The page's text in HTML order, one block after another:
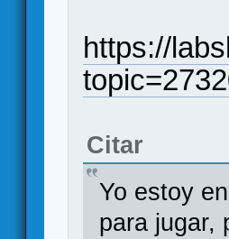
https://
Citar
Yo estoy
para jugar,